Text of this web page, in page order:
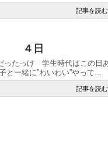
記事を読む
日
ったっけ 学生時代はこの日
と一緒に”わいわい”やって...
記事を読む